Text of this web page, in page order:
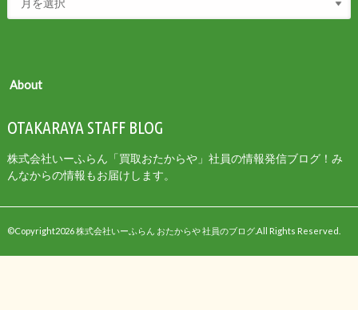
About
OTAKARAYA STAFF BLOG
株式会社いーふらん「買取おたからや」社員の情報発信ブログ！み
んなからの情報もお届けします。
©Copyright2026株式会社いーふらん おたからや 社員のブログ.All Rights Reserved.